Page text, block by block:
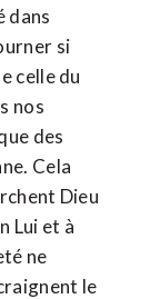
dans
si
celle du
nos
des
Cela
Dieu
Lui et à
ne
le